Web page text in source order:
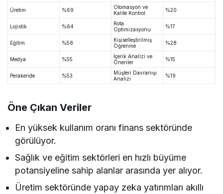
Üretim %69
Otomasyon ve
Kalite Kontrol
%20
Lojistik %64
Rota
Optimizasyonu
%17
Eğitim %58
Kişiselleştirilmiş
Öğrenme
%28
Medya %55
İçerik Analizi ve
Öneriler
%15
Perakende %53
Müşteri Davranışı
Analizi
%19
Öne Çıkan Veriler
En yüksek kullanım oranı finans sektöründe
görülüyor.
Sağlık ve eğitim sektörleri en hızlı büyüme
potansiyeline sahip alanlar arasında yer alıyor.
Üretim sektöründe yapay zeka yatırımları akıllı